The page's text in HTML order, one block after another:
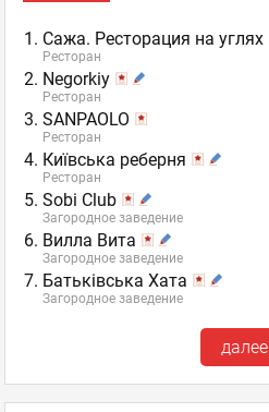
Сажа. Ресторация на углях
Ресторан
Negorkiy
Ресторан
SANPAOLO
Ресторан
Київська реберня
Ресторан
Sobi Club
Загородное заведение
Вилла Вита
Загородное заведение
Батьківська Хата
Загородное заведение
далее